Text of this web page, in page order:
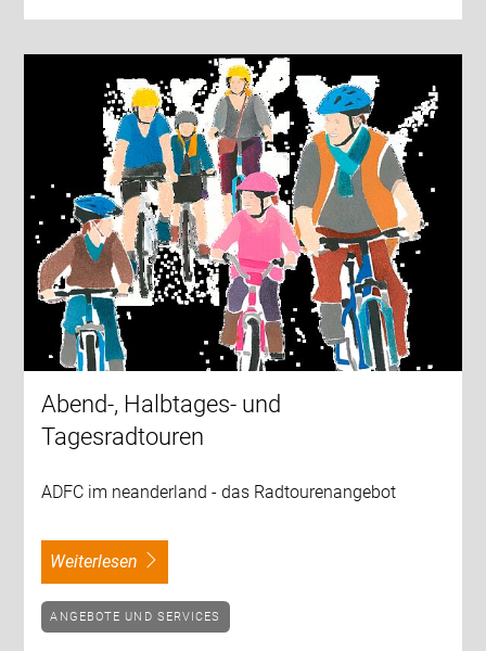
Abend-, Halbtages- und
Tagesradtouren
ADFC im neanderland - das Radtourenangebot
weiterlesen
ANGEBOTE UND SERVICES